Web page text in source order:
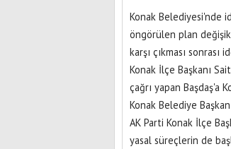
Konak Belediyesi'nde
öngörülen plan
karşı çıkması
Konak İlçe Başkanı
çağrı yapan Başdaş'a
Konak Belediye
AK Parti Konak İlçe
yasal süreçlerin de